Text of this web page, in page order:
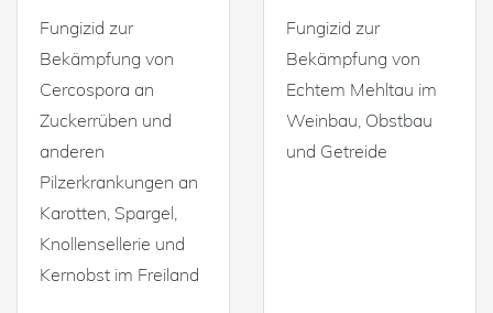
Fungizid zur
Bekämpfung von
Cercospora an
Zuckerrüben und
anderen
Pilzerkrankungen an
Karotten, Spargel,
Knollensellerie und
Kernobst im Freiland
Fungizid zur
Bekämpfung von
Echtem Mehltau im
Weinbau, Obstbau
und Getreide